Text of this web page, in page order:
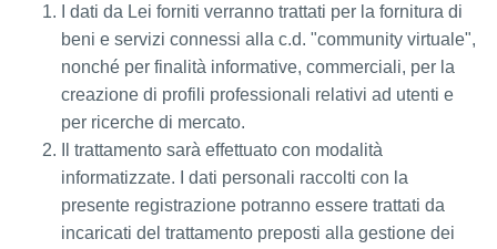
I dati da Lei forniti verranno trattati per la fornitura di
beni e servizi connessi alla c.d. "community virtuale",
nonché per finalità informative, commerciali, per la
creazione di profili professionali relativi ad utenti e
per ricerche di mercato.
Il trattamento sarà effettuato con modalità
informatizzate. I dati personali raccolti con la
presente registrazione potranno essere trattati da
incaricati del trattamento preposti alla gestione dei